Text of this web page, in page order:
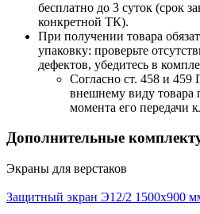
бесплатно до 3 суток (срок
конкретной ТК).
При получении товара
упаковку: проверьте
дефектов, убедитесь в
Согласно ст. 458 и
внешнему виду товара
момента его передачи
Дополнительные
Экраны для верстаков
Защитный экран Э12/2 1500х900